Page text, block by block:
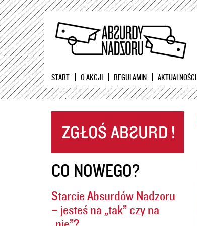
START O AKCJI REGULAMIN AKTUALNOŚCI
CO NOWEGO?
Starcie Absurdów Nadzoru
– jesteś na „tak” czy na